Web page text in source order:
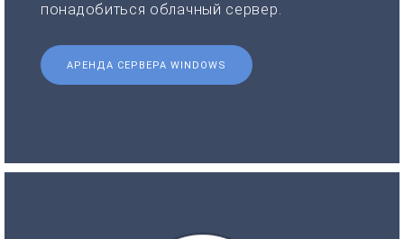
понадобиться облачный сервер.
АРЕНДА СЕРВЕРА WINDOWS